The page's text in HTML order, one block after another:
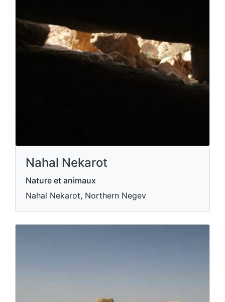
Nahal Nekarot
Nature et animaux
Nahal Nekarot, Northern Negev